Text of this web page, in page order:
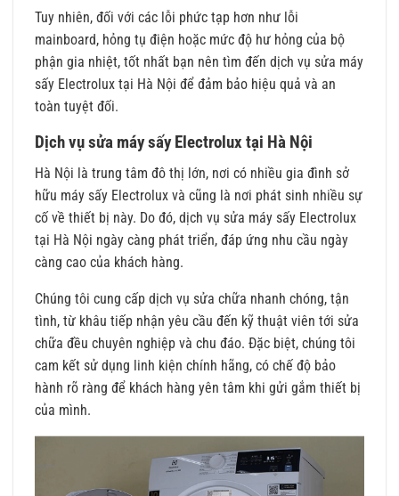
Tuy nhiên, đối với các lỗi phức tạp hơn như lỗi
mainboard, hỏng tụ điện hoặc mức độ hư hỏng của bộ
phận gia nhiệt, tốt nhất bạn nên tìm đến dịch vụ sửa máy
sấy Electrolux tại Hà Nội để đảm bảo hiệu quả và an
toàn tuyệt đối.
Dịch vụ sửa máy sấy Electrolux tại Hà Nội
Hà Nội là trung tâm đô thị lớn, nơi có nhiều gia đình sở
hữu máy sấy Electrolux và cũng là nơi phát sinh nhiều sự
cố về thiết bị này. Do đó, dịch vụ sửa máy sấy Electrolux
tại Hà Nội ngày càng phát triển, đáp ứng nhu cầu ngày
càng cao của khách hàng.
Chúng tôi cung cấp dịch vụ sửa chữa nhanh chóng, tận
tình, từ khâu tiếp nhận yêu cầu đến kỹ thuật viên tới sửa
chữa đều chuyên nghiệp và chu đáo. Đặc biệt, chúng tôi
cam kết sử dụng linh kiện chính hãng, có chế độ bảo
hành rõ ràng để khách hàng yên tâm khi gửi gắm thiết bị
của mình.